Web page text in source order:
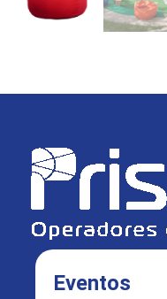
Eventos